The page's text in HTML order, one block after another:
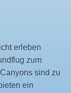
erleben
zum
sind zu
ein